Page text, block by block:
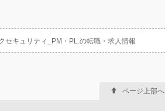
セキュリティ_PM・PL.の転職・求人情報
ページ上部へ